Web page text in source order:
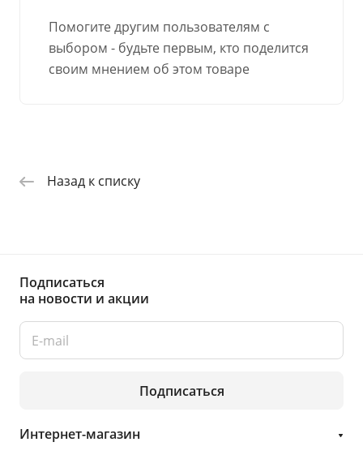
Помогите другим пользователям с
выбором - будьте первым, кто поделится
своим мнением об этом товаре
Назад к списку
Подписаться
на новости и акции
Подписаться
Интернет-магазин